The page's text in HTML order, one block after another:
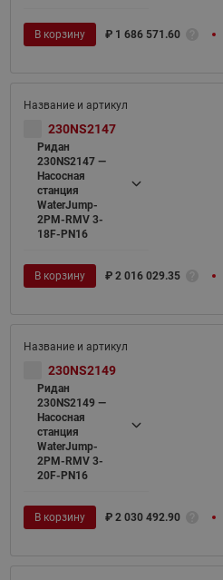
В корзину ₽ 1 686 571.60
230NS2147
Ридан
230NS2147 —
Насосная
станция
WaterJump-
2PM-RMV 3-
18F-PN16
В корзину ₽ 2 016 029.35
230NS2149
Ридан
230NS2149 —
Насосная
станция
WaterJump-
2PM-RMV 3-
20F-PN16
В корзину ₽ 2 030 492.90